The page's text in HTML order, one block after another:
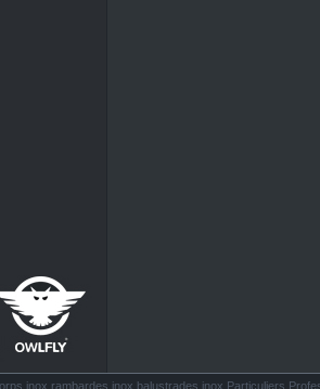
inox rambardes inox balustrades inox Particuliers